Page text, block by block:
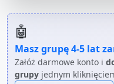
🤖
Masz grupę4-5 lat
Załóż darmowe konto i
grupy jednym